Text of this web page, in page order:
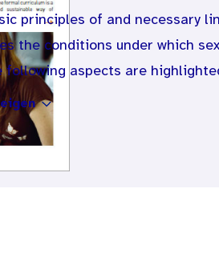
principles of and necessary
the conditions under which
following aspects are
in schools and how schools
for the implementation of good